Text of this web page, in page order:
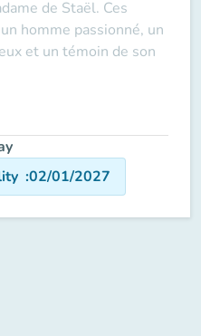
de Staël. Ces
homme passionné, un
et un témoin de son
:02/01/2027